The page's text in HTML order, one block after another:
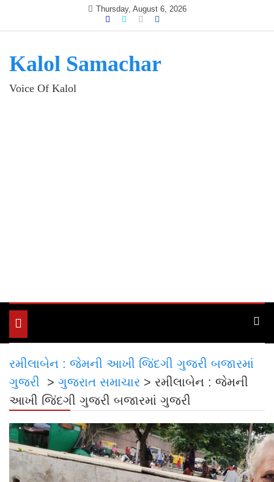
Thursday, August 6, 2026
Kalol Samachar
Voice Of Kalol
Toggle
navigation
રમીલાબેન : જેમની આખી જિંદગી ગુજરી બજારમાં
ગુજરી
> ગુજરાત સમાચાર > રમીલાબેન : જેમની
આખી જિંદગી ગુજરી બજારમાં ગુજરી